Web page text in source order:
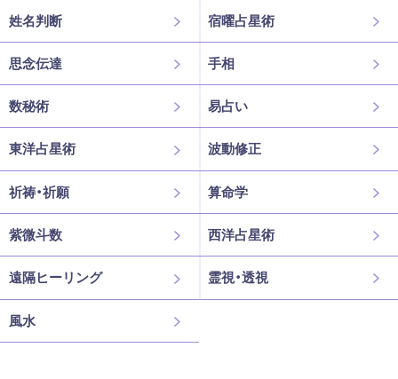
姓名判断 宿曜占星術
思念伝達 手相
数秘術 易占い
東洋占星術 波動修正
祈祷・祈願 算命学
紫微斗数 西洋占星術
遠隔ヒーリング 霊視・透視
風水